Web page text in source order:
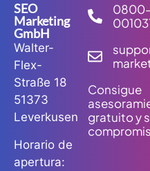
SEO
Marketing
GmbH
Walter-
Flex-
Straße 18
51373
Leverkusen
Horario de
apertura:
Consigue
gratuito y